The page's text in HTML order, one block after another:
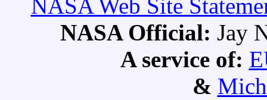
NASA Web Site
NASA Official: Jay
A service of:
&